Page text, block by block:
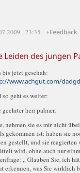
23:35 +Feedback
Leiden des jungen
bis jetzt geschah:
www.achgut.com/
so geht es weiter:
geehrter herr palmer,
nehmen sie es mir nicht
gekommen ist: haben sie
gestellt, und sie
wird. ohne auch nur
„ Glauben Sie, ich
erkennen, was Sie wirklich